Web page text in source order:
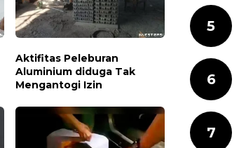
Aktifitas Peleburan
Aluminium diduga Tak
Mengantogi Izin
5
6
7